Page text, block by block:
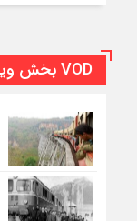
VOD بخش ویدیو